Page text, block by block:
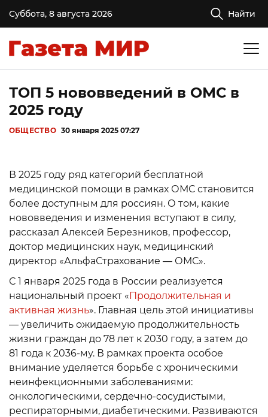
Суббота, 8 августа 2026 Найти
ТОП 5 нововведений в ОМС в
2025 году
ОБЩЕСТВО 30 января 2025 07:27
В 2025 году ряд категорий бесплатной
медицинской помощи в рамках ОМС становится
более доступным для россиян. О том, какие
нововведения и изменения вступают в силу,
рассказал Алексей Березников, профессор,
доктор медицинских наук, медицинский
директор «АльфаСтрахование — ОМС».
С 1 января 2025 года в России реализуется
национальный проект «Продолжительная и
активная жизнь». Главная цель этой инициативы
— увеличить ожидаемую продолжительность
жизни граждан до 78 лет к 2030 году, а затем до
81 года к 2036-му. В рамках проекта особое
внимание уделяется борьбе с хроническими
неинфекционными заболеваниями:
онкологическими, сердечно-сосудистыми,
респираторными, диабетическими. Развиваются